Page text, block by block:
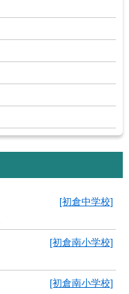
[初倉中学校]
[初倉南小学校]
[初倉南小学校]